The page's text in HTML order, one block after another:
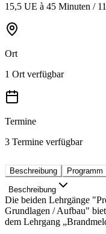
15,5 UE à 45 Minuten /
Ort
1 Ort verfügbar
Termine
3 Termine verfügbar
Beschreibung Programm
Beschreibung
Die beiden Lehrgänge
Grundlagen / Aufbau"
dem Lehrgang